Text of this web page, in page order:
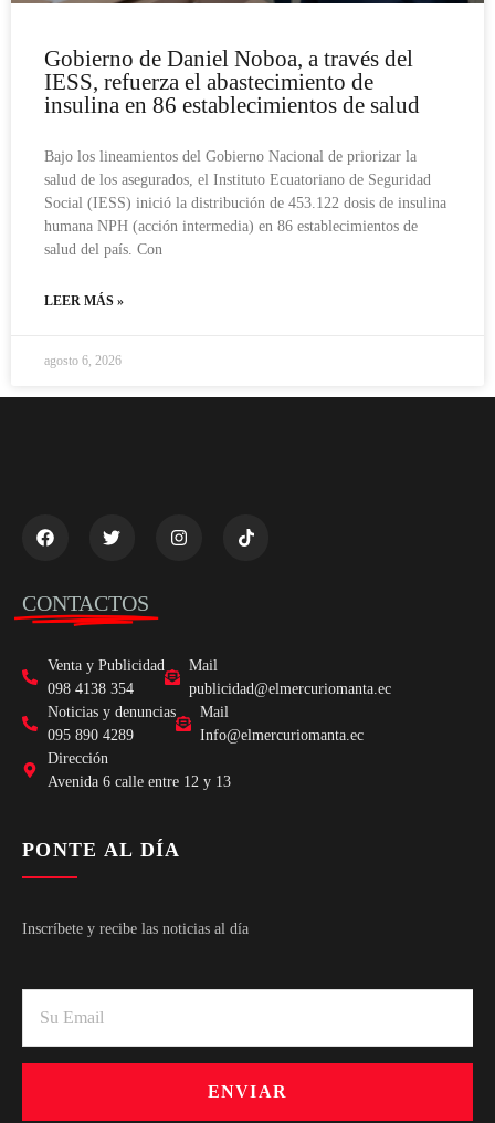
Gobierno de Daniel Noboa, a través del
IESS, refuerza el abastecimiento de
insulina en 86 establecimientos de salud
Bajo los lineamientos del Gobierno Nacional de priorizar la
salud de los asegurados, el Instituto Ecuatoriano de Seguridad
Social (IESS) inició la distribución de 453.122 dosis de insulina
humana NPH (acción intermedia) en 86 establecimientos de
salud del país. Con
LEER MÁS »
agosto 6, 2026
CONTACTOS
Venta y Publicidad
098 4138 354
Mail
publicidad@elmercuriomanta.ec
Noticias y denuncias
095 890 4289
Mail
Info@elmercuriomanta.ec
Dirección
Avenida 6 calle entre 12 y 13
PONTE AL DÍA
Inscríbete y recibe las noticias al día
ENVIAR